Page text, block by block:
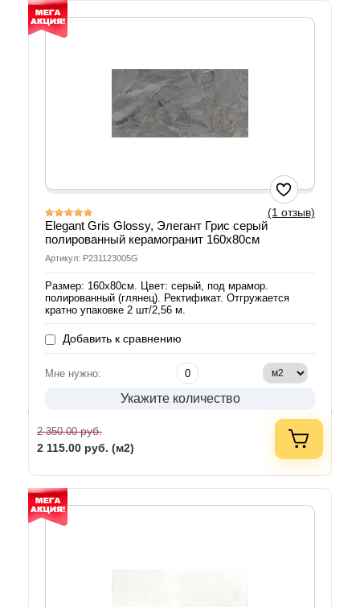
(1 отзыв)
Elegant Gris Glossy, Элегант Грис серый
полированный керамогранит 160х80см
Артикул: P231123005G
Размер: 160х80см. Цвет: серый, под мрамор.
полированный (глянец). Ректификат. Отгружается
кратно упаковке 2 шт/2,56 м.
Добавить к сравнению
Мне нужно:
Укажите количество
2 350.00руб.
2 115.00 руб. (м2)